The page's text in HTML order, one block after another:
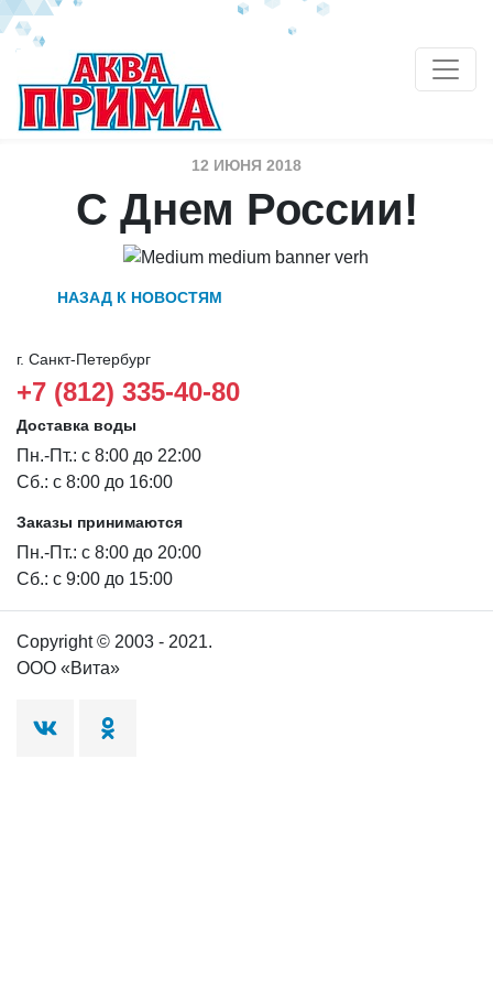
12 ИЮНЯ 2018
С Днем России!
НАЗАД К НОВОСТЯМ
г. Санкт-Петербург
+7 (812) 335-40-80
Доставка воды
Пн.-Пт.: с 8:00 до 22:00
Сб.: с 8:00 до 16:00
Заказы принимаются
Пн.-Пт.: с 8:00 до 20:00
Сб.: с 9:00 до 15:00
Copyright © 2003 - 2021.
ООО «Вита»